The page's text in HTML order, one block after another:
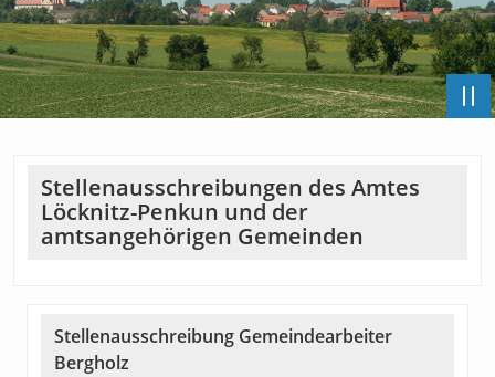
Stellenausschreibungen des Amtes
Löcknitz-Penkun und der
amtsangehörigen Gemeinden
Stellenausschreibung Gemeindearbeiter
Bergholz